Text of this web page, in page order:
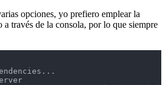
opciones, yo prefiero emplear la
través de la consola, por lo que siempre